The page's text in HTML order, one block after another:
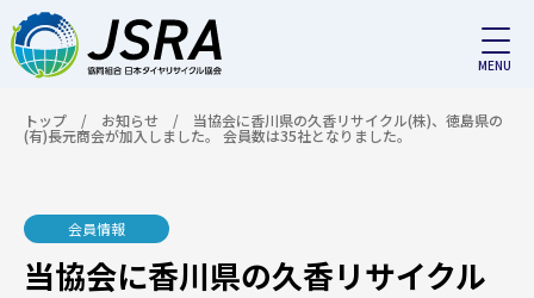
トップ / お知らせ / 当協会に香川県の久香リサイクル(株)、徳島県の
(有)長元商会が加入しました。 会員数は35社となりました。
会員情報
当協会に香川県の久香リサイクル